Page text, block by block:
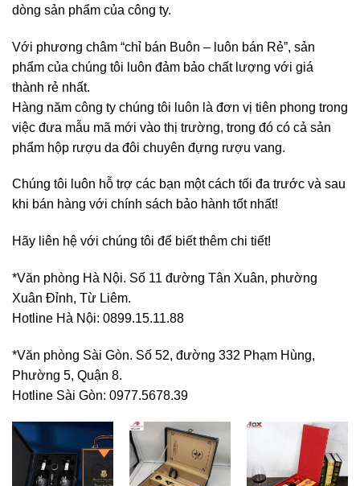
dòng sản phẩm của công ty.
Với phương châm “chỉ bán Buôn – luôn bán Rẻ”, sản
phẩm của chúng tôi luôn đảm bảo chất lượng với giá
thành rẻ nhất.
Hàng năm công ty chúng tôi luôn là đơn vị tiên phong trong
việc đưa mẫu mã mới vào thị trường, trong đó có cả sản
phẩm hộp rượu da đôi chuyên đựng rượu vang.
Chúng tôi luôn hỗ trợ các bạn một cách tối đa trước và sau
khi bán hàng với chính sách bảo hành tốt nhất!
Hãy liên hệ với chúng tôi để biết thêm chi tiết!
*Văn phòng Hà Nội. Số 11 đường Tân Xuân, phường
Xuân Đỉnh, Từ Liêm.
Hotline Hà Nội: 0899.15.11.88
*Văn phòng Sài Gòn. Số 52, đường 332 Phạm Hùng,
Phường 5, Quận 8.
Hotline Sài Gòn: 0977.5678.39